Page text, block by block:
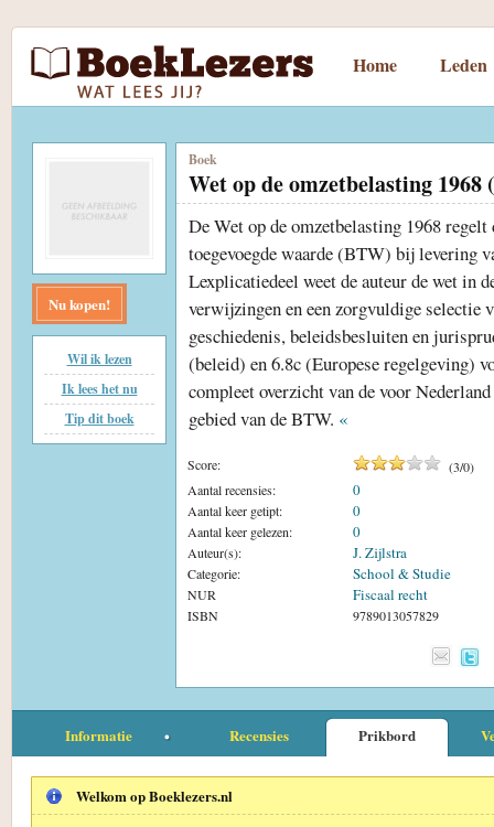
Home Leden
Nu kopen!
Wil ik lezen
Ik lees het nu
Tip dit boek
Boek
Wet op de omzetbelasting 1968
De Wet op de omzetbelasting 1968
toegevoegde waarde (BTW) bij levering
Lexplicatiedeel weet de auteur de wet in
verwijzingen en een zorgvuldige selectie
geschiedenis, beleidsbesluiten en
(beleid) en 6.8c (Europese regelgeving)
compleet overzicht van de voor
gebied van de BTW. «
Score: (3/0)
Aantal recensies:
0
Aantal keer getipt: 0
Aantal keer gelezen: 0
Auteur(s): J. Zijlstra
Categorie: School & Studie
NUR Fiscaal recht
ISBN 9789013057829
Informatie Recensies Prikbord
Welkom op Boeklezers.nl